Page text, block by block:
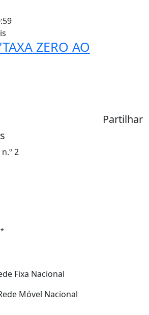
ZERO AO
Partilhar
2
Fixa Nacional
Móvel Nacional